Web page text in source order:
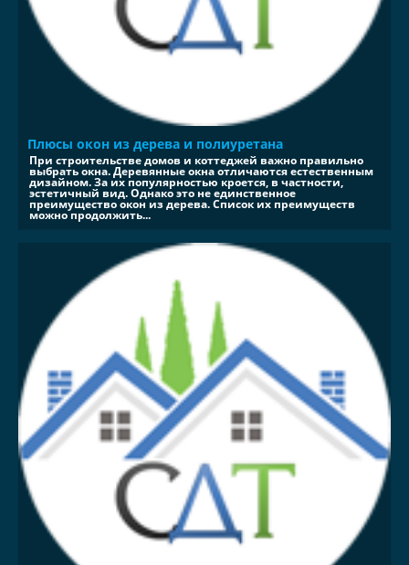
Плюсы окон из дерева и полиуретана
При строительстве домов и коттеджей важно правильно
выбрать окна. Деревянные окна отличаются естественным
дизайном. За их популярностью кроется, в частности,
эстетичный вид. Однако это не единственное
преимущество окон из дерева. Список их преимуществ
можно продолжить...